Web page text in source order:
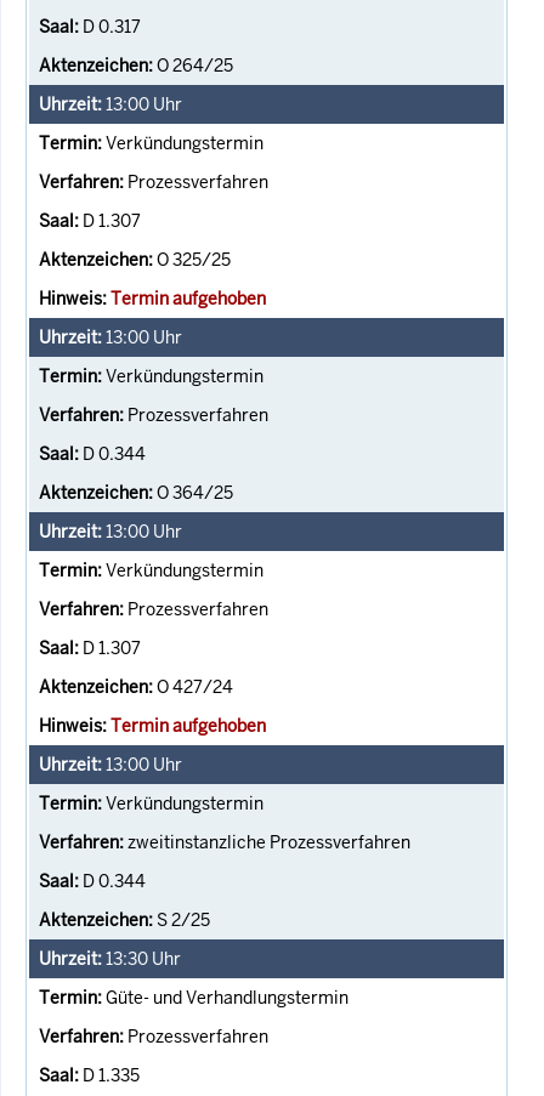
D 0.317
O 264/25
13:00 Uhr
Verkündungstermin
Prozessverfahren
D 1.307
O 325/25
Termin aufgehoben
13:00 Uhr
Verkündungstermin
Prozessverfahren
D 0.344
O 364/25
13:00 Uhr
Verkündungstermin
Prozessverfahren
D 1.307
O 427/24
Termin aufgehoben
13:00 Uhr
Verkündungstermin
zweitinstanzliche Prozessverfahren
D 0.344
S 2/25
13:30 Uhr
Güte- und Verhandlungstermin
Prozessverfahren
D 1.335